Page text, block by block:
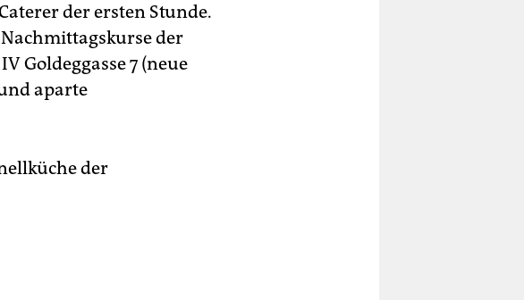
der ersten Stunde.
der
Goldeggasse 7 (neue
aparte
der